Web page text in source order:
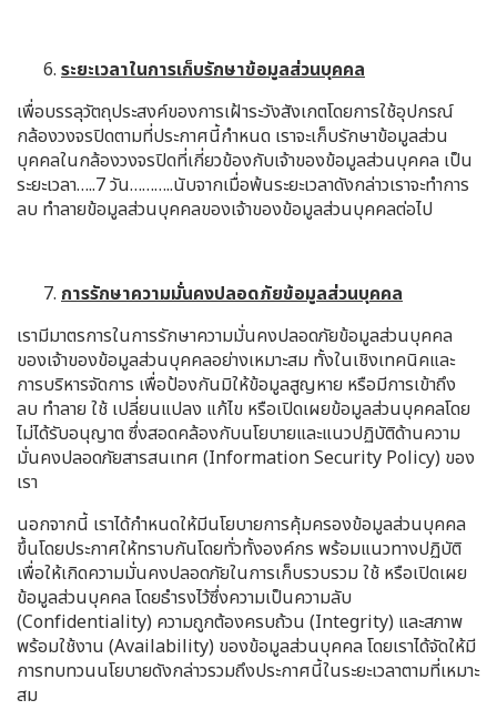
ระยะเวลาในการเก็บรักษาข้อมูลส่วนบุคคล
เพื่อบรรลุวัตถุประสงค์ของการเฝ้าระวังสังเกตโดยการใช้อุปกรณ์
กล้องวงจรปิดตามที่ประกาศนี้กำหนด เราจะเก็บรักษาข้อมูลส่วน
บุคคลในกล้องวงจรปิดที่เกี่ยวข้องกับเจ้าของข้อมูลส่วนบุคคล เป็น
ระยะเวลา…..7 วัน………..นับจากเมื่อพ้นระยะเวลาดังกล่าวเราจะทำการ
ลบ ทำลายข้อมูลส่วนบุคคลของเจ้าของข้อมูลส่วนบุคคลต่อไป
การรักษาความมั่นคงปลอดภัยข้อมูลส่วนบุคคล
เรามีมาตรการในการรักษาความมั่นคงปลอดภัยข้อมูลส่วนบุคคล
ของเจ้าของข้อมูลส่วนบุคคลอย่างเหมาะสม ทั้งในเชิงเทคนิคและ
การบริหารจัดการ เพื่อป้องกันมิให้ข้อมูลสูญหาย หรือมีการเข้าถึง
ลบ ทำลาย ใช้ เปลี่ยนแปลง แก้ไข หรือเปิดเผยข้อมูลส่วนบุคคลโดย
ไม่ได้รับอนุญาต ซึ่งสอดคล้องกับนโยบายและแนวปฏิบัติด้านความ
มั่นคงปลอดภัยสารสนเทศ (Information Security Policy) ของ
เรา
นอกจากนี้ เราได้กำหนดให้มีนโยบายการคุ้มครองข้อมูลส่วนบุคคล
ขึ้นโดยประกาศให้ทราบกันโดยทั่วทั้งองค์กร พร้อมแนวทางปฏิบัติ
เพื่อให้เกิดความมั่นคงปลอดภัยในการเก็บรวบรวม ใช้ หรือเปิดเผย
ข้อมูลส่วนบุคคล โดยธำรงไว้ซึ่งความเป็นความลับ
(Confidentiality) ความถูกต้องครบถ้วน (Integrity) และสภาพ
พร้อมใช้งาน (Availability) ของข้อมูลส่วนบุคคล โดยเราได้จัดให้มี
การทบทวนนโยบายดังกล่าวรวมถึงประกาศนี้ในระยะเวลาตามที่เหมาะ
สม